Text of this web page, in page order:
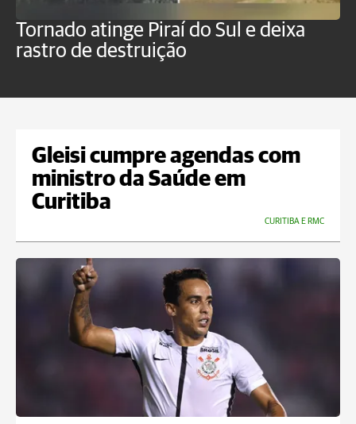
Tornado atinge Piraí do Sul e deixa
rastro de destruição
Gleisi cumpre agendas com
ministro da Saúde em
Curitiba
CURITIBA E RMC